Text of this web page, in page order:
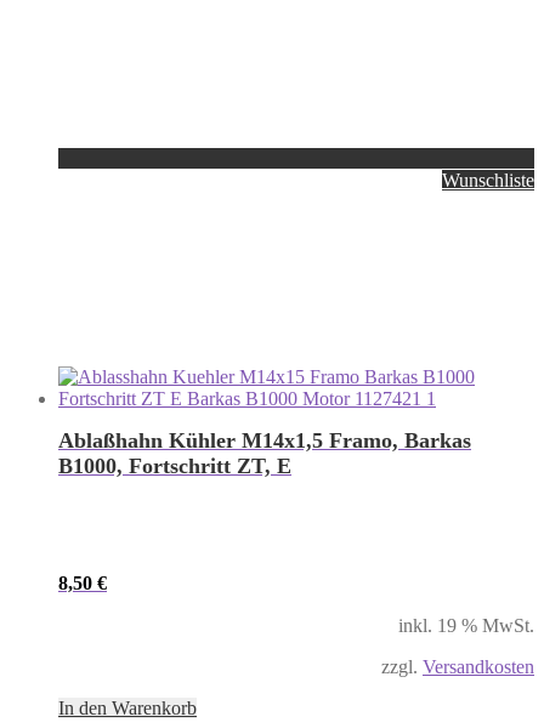
Wunschliste
Ablaßhahn Kühler M14x1,5 Framo, Barkas
B1000, Fortschritt ZT, E
8,50 €
inkl. 19 % MwSt.
zzgl. Versandkosten
In den Warenkorb